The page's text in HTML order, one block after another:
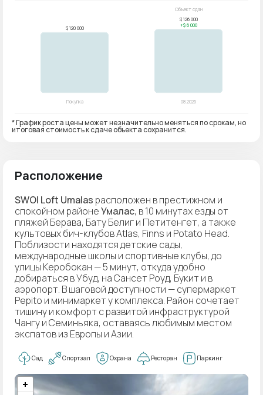
* График роста цены может незначительно меняться по срокам, но
итоговая стоимость к сдаче объекта сохранится.
Расположение
SWOI Loft Umalas расположен в престижном и
спокойном районеУмалас, в 10 минутах езды от
пляжей Берава, Бату Белиг и Петитенгет, а также
культовых бич-клубов Atlas, Finns и Potato Head.
Поблизости находятся детские сады,
международные школы и спортивные клубы, до
улицы Керобокан — 5 минут, откуда удобно
добираться в Убуд, на Сансет Роуд, Букит и в
аэропорт. В шаговой доступности — супермаркет
Pepito и минимаркет у комплекса. Район сочетает
тишину и комфорт с развитой инфраструктурой
Чангу и Семиньяка, оставаясь любимым местом
экспатов из Европы и Азии.
Сад Спортзал Охрана Ресторан Паркинг